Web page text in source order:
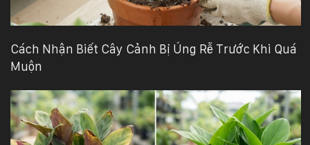
Cách Nhận Biết Cây Cảnh Bị Úng Rễ Trước Khi Quá
Muộn